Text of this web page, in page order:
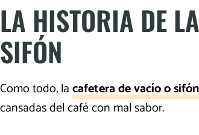
LA HISTORIA DE
SIFÓN
Como todo, lacafetera de vacío o sifón
cansadas del café con mal sabor.